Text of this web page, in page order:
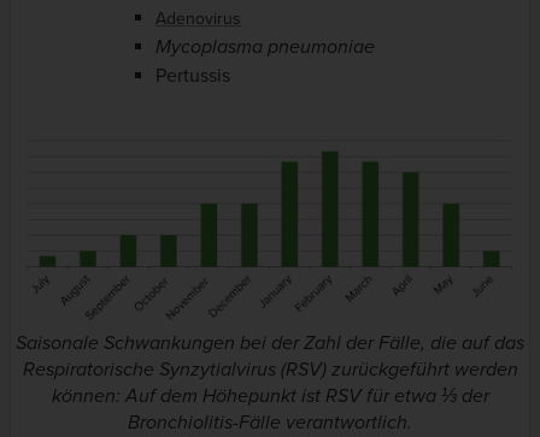
Adenovirus
Mycoplasma pneumoniae
Pertussis
Saisonale Schwankungen bei der Zahl der Fälle, die auf das
Respiratorische Synzytialvirus (RSV) zurückgeführt werden
können: Auf dem Höhepunkt ist RSV für etwa ⅓ der
Bronchiolitis-Fälle verantwortlich.